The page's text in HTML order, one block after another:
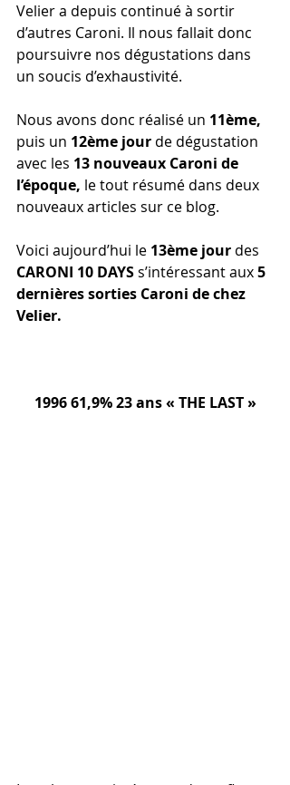
Velier a depuis continué à sortir
d’autres Caroni. Il nous fallait donc
poursuivre nos dégustations dans
un soucis d’exhaustivité.
Nous avons donc réalisé un 11ème,
puis un 12ème jour de dégustation
avec les 13 nouveaux Caroni de
l’époque, le tout résumé dans deux
nouveaux articles sur ce blog.
Voici aujourd’hui le 13ème jour des
CARONI 10 DAYS s’intéressant aux 5
dernières sorties Caroni de chez
Velier.
1996 61,9% 23 ans « THE LAST »